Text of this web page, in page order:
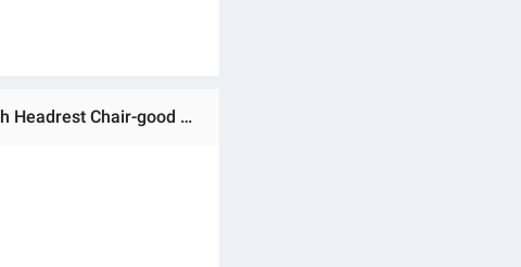
Ratings & Reviews of (FP-M-23-) Executive office chair / original China V-mash Black /1 years warranty/with Headrest Chair-good quality